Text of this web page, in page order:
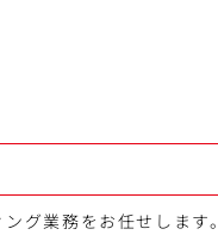
グ業務をお任せします。